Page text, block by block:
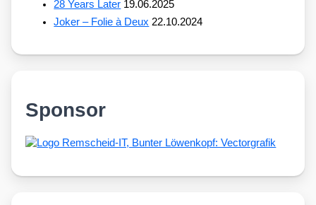
28 Years Later 19.06.2025
Joker – Folie à Deux 22.10.2024
Sponsor